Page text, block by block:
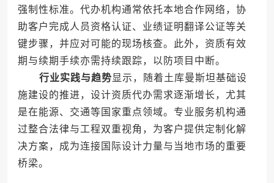
强制性标准。代办机构通常依托本地合作网络，协
助客户完成人员资格认证、业绩证明翻译公证等关
键步骤，并应对可能的现场核查。此外，资质有效
期与续期手续亦需持续跟踪，以防项目中断。
行业实践与趋势显示，随着土库曼斯坦基础设
施建设的推进，设计资质代办需求逐渐增长，尤其
是在能源、交通等国家重点领域。专业服务机构通
过整合法律与工程双重视角，为客户提供定制化解
决方案，成为连接国际设计力量与当地市场的重要
桥梁。